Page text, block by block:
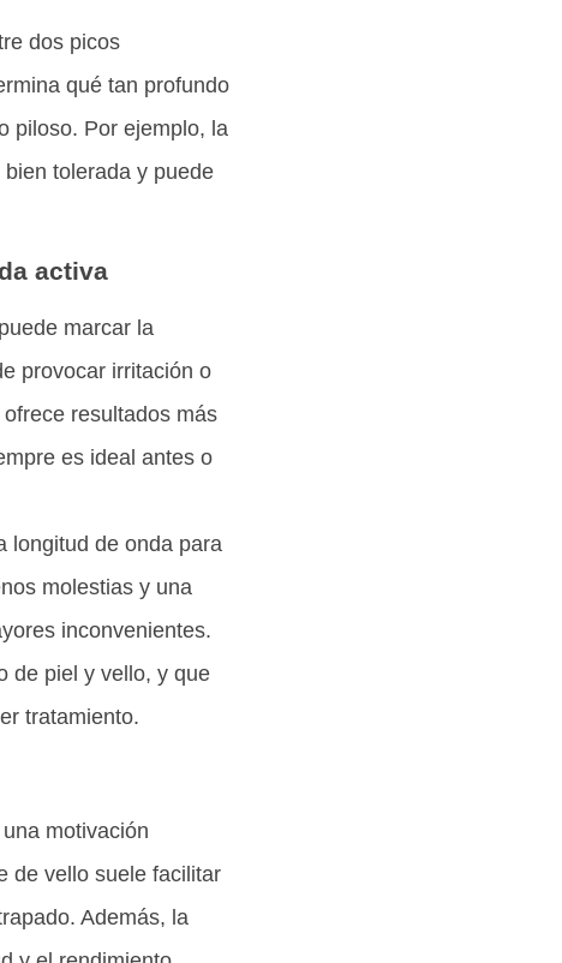
dos picos
qué tan profundo
piloso. Por ejemplo, la
tolerada y puede
activa
marcar la
provocar irritación o
resultados más
es ideal antes o
longitud de onda para
molestias y una
inconvenientes.
de piel y vello, y que
tratamiento.
motivación
de vello suele facilitar
Además, la